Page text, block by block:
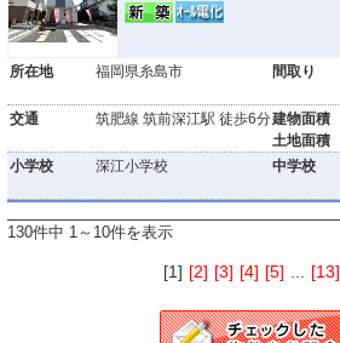
所在地 福岡県糸島市 間取り
交通 筑肥線 筑前深江駅 徒歩6分建物面積
土地面積
小学校 深江小学校 中学校
130件中 1～10件を表示
[1] [2] [3] [4] [5] [13]